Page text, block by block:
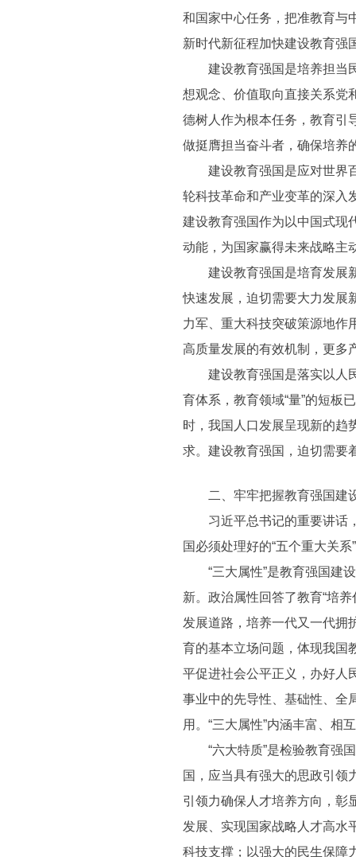
和国家中心任务，把准教育与
新时代新征程加快建设教育强
建设教育强国是培养担当民
想观念、价值取向直接关系党
德树人作为根本任务，教育引
做挺膺担当奋斗者，确保培养
建设教育强国是应对世界百
轮科技革命和产业变革的深入
建设教育强国作为以中国式现
动能，为国家赢得未来战略主
建设教育强国是培育发展新
快速发展，迫切需要大力发展
力军、重大科技突破策源地作
高质量发展的有效机制，更多
建设教育强国是落实以人民
育体系，教育领域“量”的短板
时，我国人口发展呈现新的趋
求。建设教育强国，迫切需要
二、牢牢把握教育强国建
习近平总书记的重要讲话，
国必须处理好的“五个重大关
“三大属性”是教育强国建设
新。政治属性回答了教育“培
发展道路，培养一代又一代拥
育的基本立场问题，体现我国
平促进社会公平正义，办好人
事业中的先导性、基础性、全
用。“三大属性”内涵丰富、相
“六大特质”是检验教育强国
国，应当具有强大的思政引领
引领力确保人才培养方向，彰
发展、实现国家战略人才高水
科技支撑；以强大的民生保障